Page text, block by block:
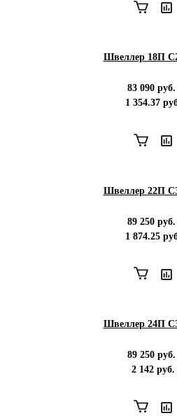
Швеллер 18П
83 090руб.
1 354.37
Швеллер 22П
89 250руб.
1 874.25
Швеллер 24П
89 250руб.
2 142 руб.